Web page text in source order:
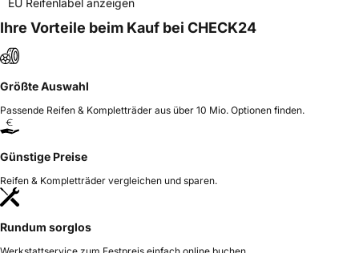
EU Reifenlabel anzeigen
Ihre Vorteile beim Kauf bei CHECK24
Größte Auswahl
Passende Reifen & Kompletträder aus über 10 Mio. Optionen finden.
Günstige Preise
Reifen & Kompletträder vergleichen und sparen.
Rundum sorglos